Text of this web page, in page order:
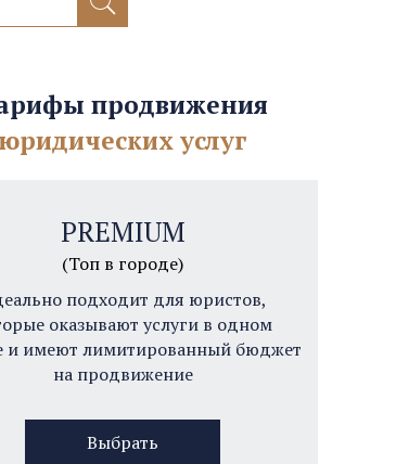
продвижения
юридических услуг
PREMIUM
(Топ в городе)
подходит для юристов,
оказывают услуги в одном
и имеют лимитированный бюджет
на продвижение
Выбрать